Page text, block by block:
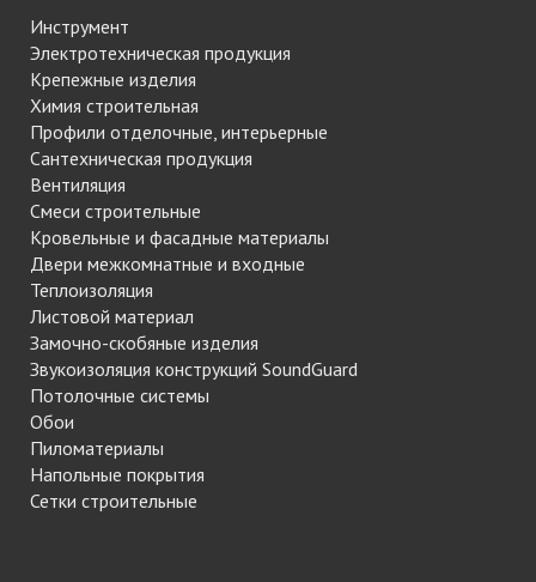
Инструмент
Электротехническая продукция
Крепежные изделия
Химия строительная
Профили отделочные, интерьерные
Сантехническая продукция
Вентиляция
Смеси строительные
Кровельные и фасадные материалы
Двери межкомнатные и входные
Теплоизоляция
Листовой материал
Замочно-скобяные изделия
Звукоизоляция конструкций SoundGuard
Потолочные системы
Обои
Пиломатериалы
Напольные покрытия
Сетки строительные